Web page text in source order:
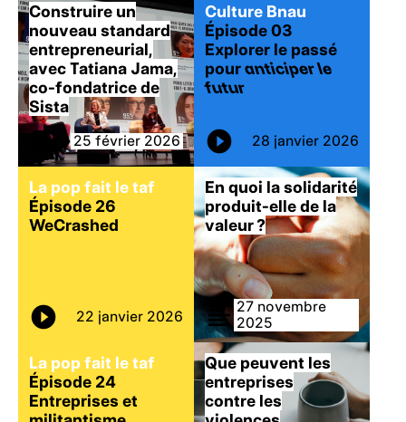
Construire un
nouveau standard
entrepreneurial,
avec Tatiana Jama,
co-fondatrice de
Sista
25 février 2026
Culture Bnau
Épisode 03
Explorer le passé
pouranticiper le
futur
28 janvier 2026
La pop fait le taf
Épisode 26
WeCrashed
22 janvier 2026
En quoi la solidarité
produit-elle de la
valeur ?
27 novembre
2025
La pop fait le taf
Épisode 24
Entreprises et
Que peuvent les
entreprises
contre les